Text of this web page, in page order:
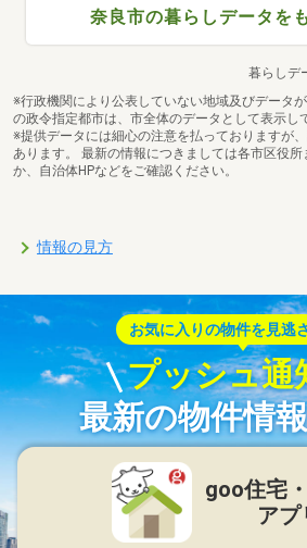
奈良市の暮らしデータを
暮らしデ
※行政機関により公表していない地域及びデータ
の政令指定都市は、市全体のデータとして表示し
※提供データには細心の注意を払っておりますが
あります。 最新の情報につきましては各市区役所
か、自治体HPなどをご確認ください。
情報の見方
お気に入りの物件を見逃
プッシュ通
最新の物件情
goo住宅
アプ